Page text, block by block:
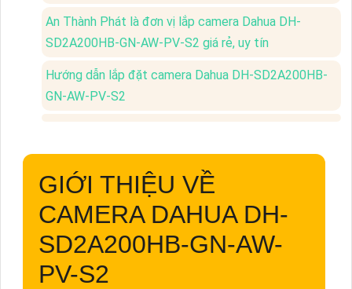
An Thành Phát là đơn vị lắp camera Dahua DH-
SD2A200HB-GN-AW-PV-S2 giá rẻ, uy tín
Hướng dẫn lắp đặt camera Dahua DH-SD2A200HB-
GN-AW-PV-S2
GIỚI THIỆU VỀ
CAMERA DAHUA DH-
SD2A200HB-GN-AW-
PV-S2